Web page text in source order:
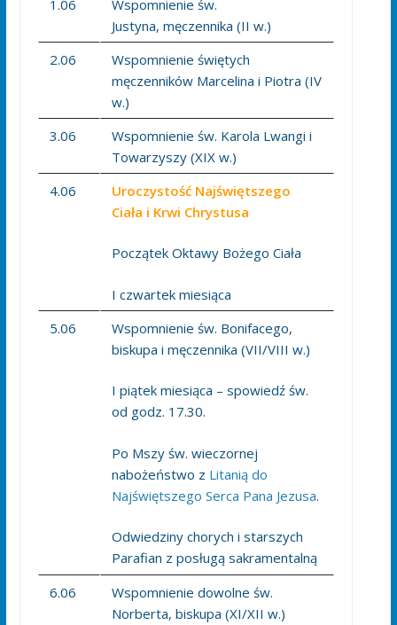
1.06
Wspomnienie św.
Justyna, męczennika (II w.)
2.06
Wspomnienie świętych
męczenników Marcelina i Piotra (IV
w.)
3.06
Wspomnienie św. Karola Lwangi i
Towarzyszy (XIX w.)
4.06
Uroczystość Najświętszego
Ciała i Krwi Chrystusa
Początek Oktawy Bożego Ciała
I czwartek miesiąca
5.06
Wspomnienie św. Bonifacego,
biskupa i męczennika (VII/VIII w.)
I piątek miesiąca – spowiedź św.
od godz. 17.30.
Po Mszy św. wieczornej
nabożeństwo z Litanią do
Najświętszego Serca Pana Jezusa.
Odwiedziny chorych i starszych
Parafian z posługą sakramentalną
6.06
Wspomnienie dowolne św.
Norberta, biskupa (XI/XII w.)